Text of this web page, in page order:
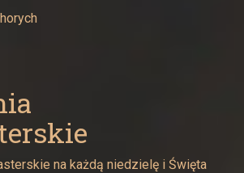
na każdą niedzielę i Święta